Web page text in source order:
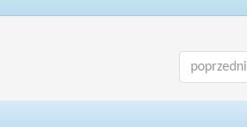
poprzedni